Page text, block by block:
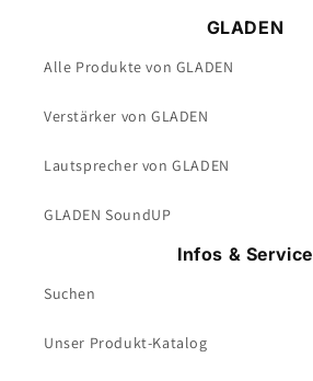
GLADEN
Alle Produkte von GLADEN
Verstärker von GLADEN
Lautsprecher von GLADEN
GLADEN SoundUP
Infos & Service
Suchen
Unser Produkt-Katalog